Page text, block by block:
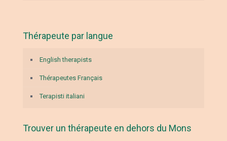
Thérapeute par langue
English therapists
Thérapeutes Français
Terapisti italiani
Trouver un thérapeute en dehors du Mons